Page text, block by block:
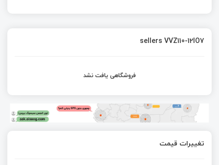
sellers VVZ110-12IO7
فروشگاهی یافت نشد
تغییرات قیمت